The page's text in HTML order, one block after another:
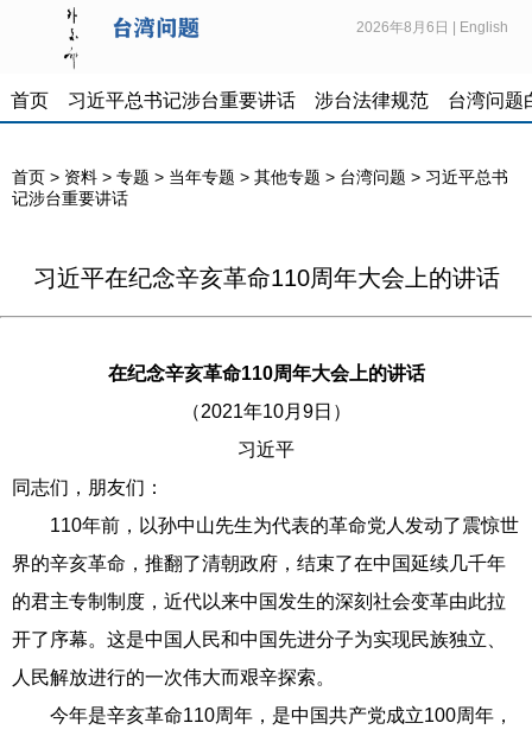
2026年8月6日 English
首页 习近平总书记涉台重要讲话 涉台法律规范 台湾问题
首页 > 资料 > 专题 > 当年专题 > 其他专题 > 台湾问题 > 习近平总书
记涉台重要讲话
习近平在纪念辛亥革命110周年大会上的讲话
在纪念辛亥革命110周年大会上的讲话
（2021年10月9日）
习近平
同志们，朋友们：
110年前，以孙中山先生为代表的革命党人发动了震惊世
界的辛亥革命，推翻了清朝政府，结束了在中国延续几千年
的君主专制制度，近代以来中国发生的深刻社会变革由此拉
开了序幕。这是中国人民和中国先进分子为实现民族独立、
人民解放进行的一次伟大而艰辛探索。
今年是辛亥革命110周年，是中国共产党成立100周年，